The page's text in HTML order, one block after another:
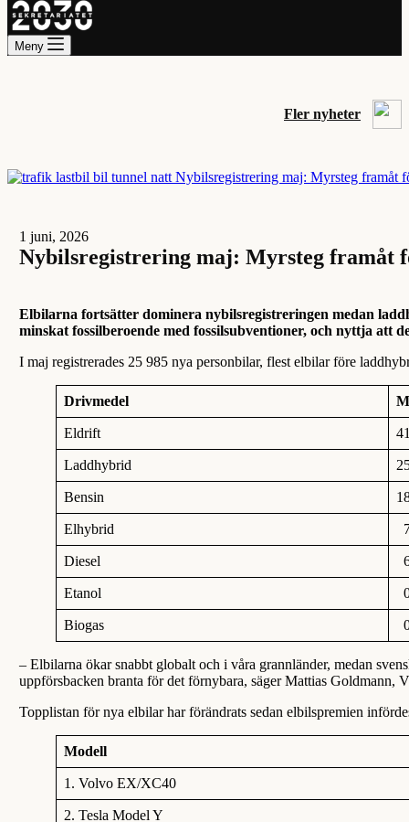
Meny
Fler nyheter
1 juni, 2026
Nybilsregistrering maj: Myrsteg framåt
Elbilarna fortsätter dominera nybilsregistreringen medan
minskat fossilberoende med fossilsubventioner, och nyttja att
I maj registrerades 25 985 nya personbilar, flest elbilar före
Drivmedel
Eldrift
Laddhybrid
Bensin
Elhybrid
Diesel
Etanol
Biogas
– Elbilarna ökar snabbt globalt och i våra grannländer, medan
uppförsbacken branta för det förnybara, säger Mattias Goldmann,
Topplistan för nya elbilar har förändrats sedan elbilspremien
Modell
1. Volvo EX/XC40
2. Tesla Model Y